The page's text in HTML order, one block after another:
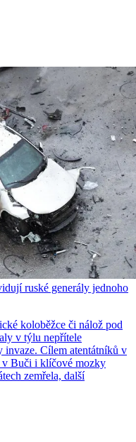
ruské generály jednoho
koloběžce či nálož pod
v týlu nepřítele
invaze. Cílem atentátníků v
v Buči i klíčové mozky
zemřela, další